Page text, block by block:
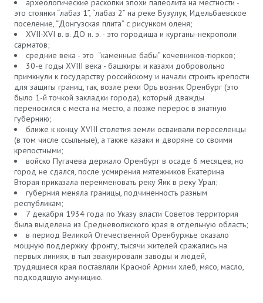
археологические раскопки эпохи палеолита на местности -
это стоянки “лабаз 1”, “лабаз 2” на реке Бузулук, Идельбаевское
поселение, “Донгузская плита” с рисунком оленя;
XVII-XVI в. в. ДО н. э. - это городища и курганы-некрополи
сарматов;
средние века - это “каменные бабы” кочевников-тюрков;
30-е годы XVIII века - башкиры и казахи добровольно
примкнули к государству российскому и начали строить крепости
для защиты границ, так, возле реки Орь возник Оренбург (это
было 1-й точкой закладки города), который дважды
переносился с места на место, а позже перерос в знатную
губернию;
ближе к концу XVIII столетия земли осваивали переселенцы
(в том числе ссыльные), а также казаки и дворяне со своими
крепостными;
войско Пугачева держало Оренбург в осаде 6 месяцев, но
город не сдался, после усмирения мятежников Екатерина
Вторая приказала переименовать реку Яик в реку Урал;
губерния меняла границы, подчиненность разным
республикам;
7 декабря 1934 года по Указу власти Советов территория
была выделена из Средневолжского края в отдельную область;
в период Великой Отечественной Оренбуржье оказало
мощную поддержку фронту, тысячи жителей сражались на
первых линиях, в тыл эвакуировали заводы и людей,
трудящиеся края поставляли Красной Армии хлеб, мясо, масло,
подходящую амуницию.